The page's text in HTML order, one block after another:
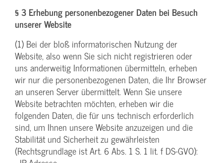
§ 3 Erhebung personenbezogener Daten bei Besuch
unserer Website
(1) Bei der bloß informatorischen Nutzung der
Website, also wenn Sie sich nicht registrieren oder
uns anderweitig Informationen übermitteln, erheben
wir nur die personenbezogenen Daten, die Ihr Browser
an unseren Server übermittelt. Wenn Sie unsere
Website betrachten möchten, erheben wir die
folgenden Daten, die für uns technisch erforderlich
sind, um Ihnen unsere Website anzuzeigen und die
Stabilität und Sicherheit zu gewährleisten
(Rechtsgrundlage ist Art. 6 Abs. 1 S. 1 lit. f DS-GVO):